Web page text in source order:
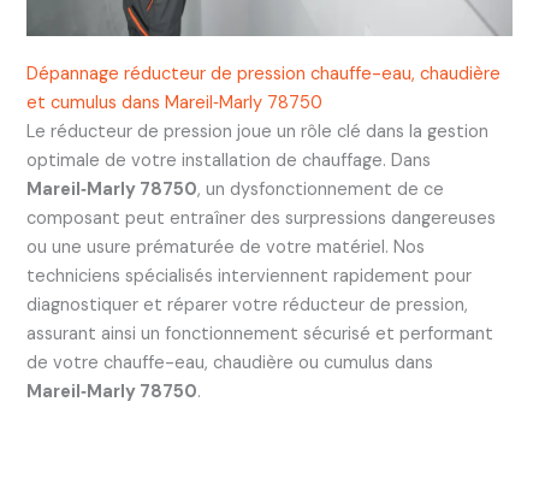
Dépannage réducteur de pression chauffe-eau, chaudière
et cumulus dans Mareil‑Marly 78750
Le réducteur de pression joue un rôle clé dans la gestion
optimale de votre installation de chauffage. Dans
Mareil‑Marly 78750, un dysfonctionnement de ce
composant peut entraîner des surpressions dangereuses
ou une usure prématurée de votre matériel. Nos
techniciens spécialisés interviennent rapidement pour
diagnostiquer et réparer votre réducteur de pression,
assurant ainsi un fonctionnement sécurisé et performant
de votre chauffe-eau, chaudière ou cumulus dans
Mareil‑Marly 78750.